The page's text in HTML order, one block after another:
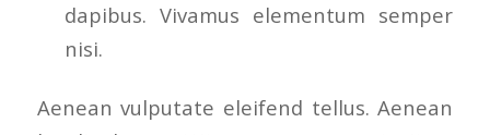
dapibus. Vivamus elementum semper
nisi.
Aenean vulputate eleifend tellus. Aenean